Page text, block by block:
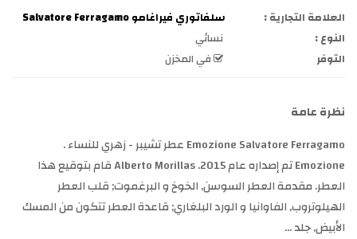
العلامة التجارية :
سلفاتوري فيراغامو Salvatore Ferragamo
النوع :
نسائي
التوفر
في المخزن
نظرة عامة
Emozione Salvatore Ferragamo عطر تشيبر - زهري للنساء .
Emozione تم إصداره عام 2015. Alberto Morillas قام بتوقيع هذا
العطر. مقدمة العطر السوسن, الخوخ و البرغموت; قلب العطر
الهيلوتروب, الفاوانيا و الورد البلغاري; قاعدة العطر تتكون من المسك
الأبيض, جلد ...